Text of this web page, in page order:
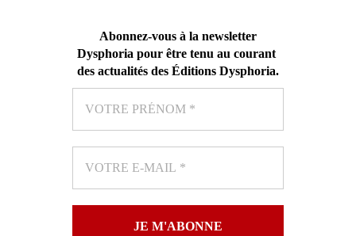
Abonnez-vous à la newsletter
Dysphoria pour être tenu au courant
des actualités des Éditions Dysphoria.